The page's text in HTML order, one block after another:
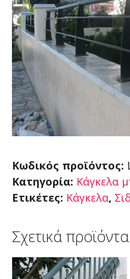
Κωδικός προϊόντος:
Κατηγορία: Κάγκελα
Ετικέτες: Κάγκελα,
Σχετικά προϊόντα